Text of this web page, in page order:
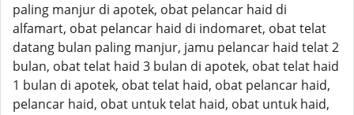
paling manjur di apotek, obat pelancar haid di
alfamart, obat pelancar haid di indomaret, obat telat
datang bulan paling manjur, jamu pelancar haid telat 2
bulan, obat telat haid 3 bulan di apotek, obat telat haid
1 bulan di apotek, obat telat haid, obat pelancar haid,
pelancar haid, obat untuk telat haid, obat untuk haid,